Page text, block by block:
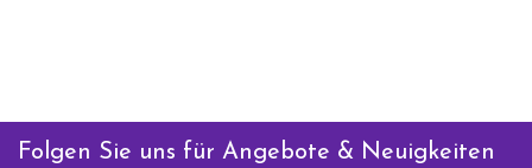
Folgen Sie uns für Angebote & Neuigkeiten